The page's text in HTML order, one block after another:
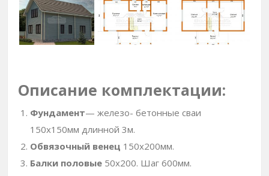
Описание комплектации:
Фундамент— железо- бетонные сваи
150х150мм длинной 3м.
Обвязочный венец 150х200мм.
Балки половые 50х200. Шаг 600мм.